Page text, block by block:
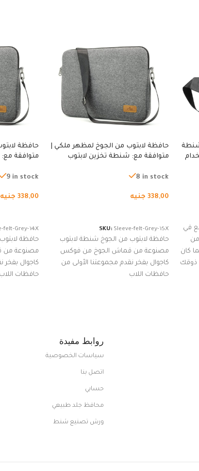
في
من
كان
ذوقك
حافظة لابتوب من الجوخ لمظهر ملكي |
متوافقة مع: شنطة تخزين لابتوب
من الجوخ لجهاز نوت بوك والتابلت،
8 in stock
338,00 جنيه
SKU: Sleeve-felt-Grey-15X
حافظة لابتوب من الجوخ شنطة لابتوب
مصنوعة من قماش الجوخ من فوكس
كاجوال بفخر نقدم مجموعتنا الأولى من
حافظات اللاب
حافظة
متوافقة
من الجوخ
9 in stock
338,00 جنيه
felt-Grey-14X
حافظة
مصنوعة من
كاجوال بفخر
حافظات اللاب
روابط مفيدة
سياسات الخصوصية
اتصل بنا
حسابي
محافظ جلد طبيعي
ورش تصنيع شنط